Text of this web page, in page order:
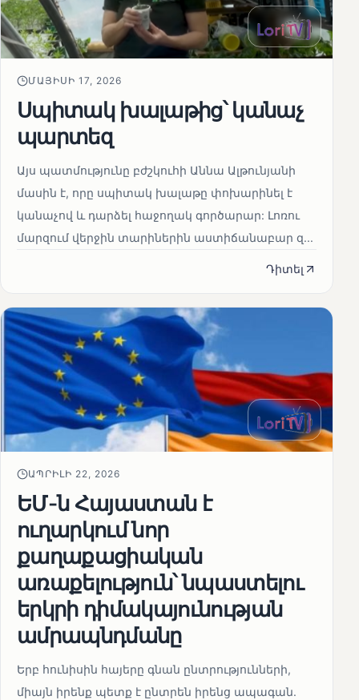
ՄԱՅԻՍԻ 17, 2026
Սպիտակ խալաթից՝ կանաչ
պարտեզ
Այս պատմությունը բժշկուհի Աննա Ալթունյանի
մասին է, որը սպիտակ խալաթը փոխարինել է
կանաչով և դարձել հաջողակ գործարար: Լոռու
մարզում վերջին տարիներին աստիճանաբար զ...
Դիտել
ԱՊՐԻԼԻ 22, 2026
ԵՄ-ն Հայաստան է
ուղարկում նոր
քաղաքացիական
առաքելություն՝ նպաստելու
երկրի դիմակայունության
ամրապնդմանը
Երբ հունիսին հայերը գնան ընտրությունների,
միայն իրենք պետք է ընտրեն իրենց ապագան.